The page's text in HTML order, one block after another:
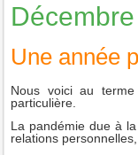
Une année
Nous voici au
particulière.
La pandémie due à
relations